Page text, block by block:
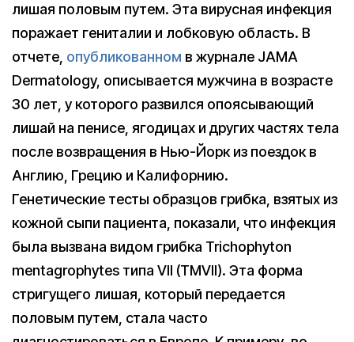
лишая половым путем. Эта вирусная инфекция
поражает гениталии и лобковую область. В
отчете, опубликованном в журнале JAMA
Dermatology, описывается мужчина в возрасте
30 лет, у которого развился опоясывающий
лишай на пенисе, ягодицах и других частях тела
после возвращения в Нью-Йорк из поездок в
Англию, Грецию и Калифорнию.
Генетические тесты образцов грибка, взятых из
кожной сыпи пациента, показали, что инфекция
была вызвана видом грибка Trichophyton
mentagrophytes типа VII (TMVII). Эта форма
стригущего лишая, который передается
половым путем, стала часто